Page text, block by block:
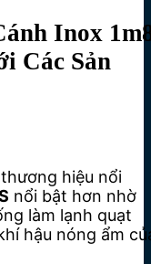
Inox
Các Sản
hiệu nổi
nổi bật hơn nhờ
làm lạnh quạt
hậu nóng ẩm